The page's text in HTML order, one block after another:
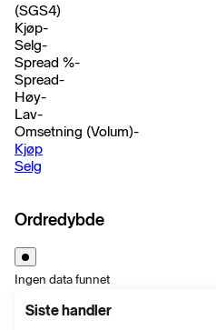
(SGS4)
Kjøp-
Selg-
Spread %-
Spread-
Høy-
Lav-
Omsetning (Volum)-
Kjøp
Selg
Ordredybde
Ingen data funnet
Siste handler